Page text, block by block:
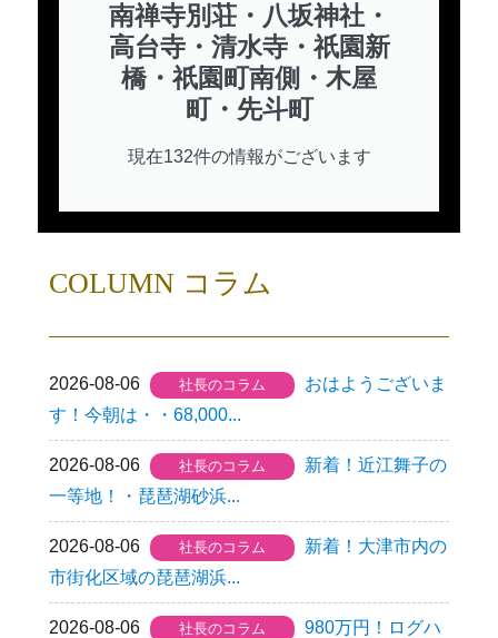
南禅寺別荘・八坂神社・
高台寺・清水寺・祇園新
橋・祇園町南側・木屋
町・先斗町
現在132件の情報がございます
COLUMN コラム
2026-08-06 社長のコラム
おはようございま
す！今朝は・・68,000...
2026-08-06 社長のコラム
新着！近江舞子の
一等地！・琵琶湖砂浜...
2026-08-06 社長のコラム
新着！大津市内の
市街化区域の琵琶湖浜...
2026-08-06 社長のコラム
980万円！ログハ